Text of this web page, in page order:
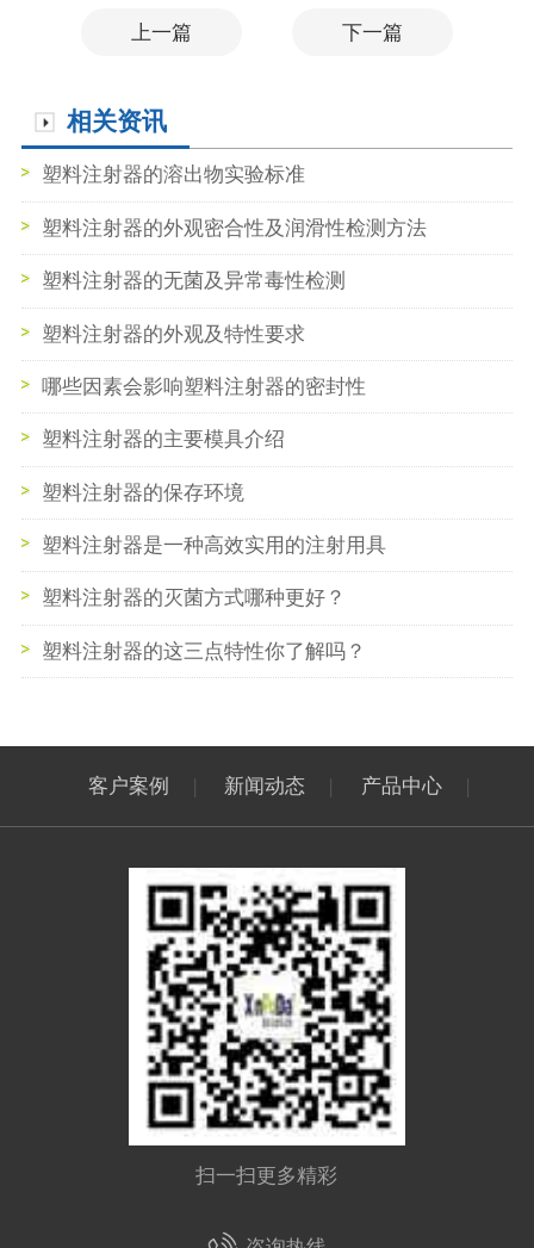
上一篇 下一篇
相关资讯
塑料注射器的溶出物实验标准
塑料注射器的外观密合性及润滑性检测方法
塑料注射器的无菌及异常毒性检测
塑料注射器的外观及特性要求
哪些因素会影响塑料注射器的密封性
塑料注射器的主要模具介绍
塑料注射器的保存环境
塑料注射器是一种高效实用的注射用具
塑料注射器的灭菌方式哪种更好？
塑料注射器的这三点特性你了解吗？
客户案例 新闻动态 产品中心
扫一扫更多精彩